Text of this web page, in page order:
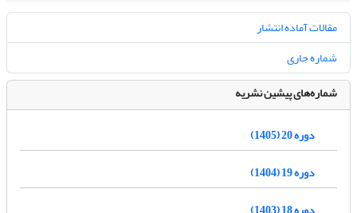
مقالات آماده انتشار
شماره جاری
شماره‌های پیشین نشریه
دوره 20 (1405)
دوره 19 (1404)